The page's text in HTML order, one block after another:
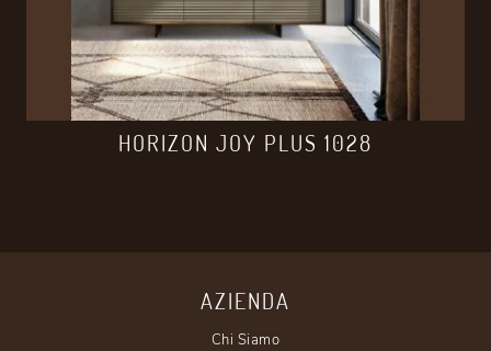
HORIZON JOY PLUS 1028
AZIENDA
Chi Siamo